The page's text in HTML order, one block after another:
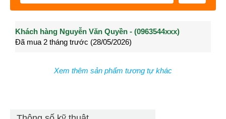
Khách hàng Nguyễn Văn Quyền - (0963544xxx)
Đã mua 2 tháng trước (28/05/2026)
Khách hàng Nguyễn Thành Long - (0902021xxx)
Đã mua 3 tháng trước (27/04/2026)
Xem thêm sản phẩm tương tự khác